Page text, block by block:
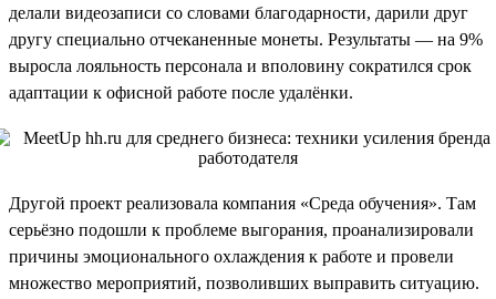
делали видеозаписи со словами благодарности, дарили друг
другу специально отчеканенные монеты. Результаты — на 9%
выросла лояльность персонала и вполовину сократился срок
адаптации к офисной работе после удалёнки.
Другой проект реализовала компания «Среда обучения». Там
серьёзно подошли к проблеме выгорания, проанализировали
причины эмоционального охлаждения к работе и провели
множество мероприятий, позволивших выправить ситуацию.